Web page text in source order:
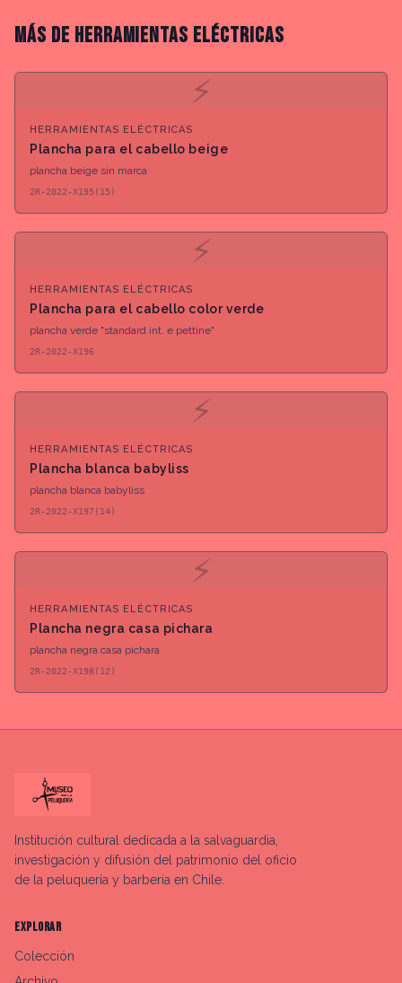
MÁS DE HERRAMIENTAS ELÉCTRICAS
⚡
HERRAMIENTAS ELÉCTRICAS
Plancha para el cabello beige
plancha beige sin marca
2R-2022-X195(15)
⚡
HERRAMIENTAS ELÉCTRICAS
Plancha para el cabello color verde
plancha verde "standard int. e pettine"
2R-2022-X196
⚡
HERRAMIENTAS ELÉCTRICAS
Plancha blanca babyliss
plancha blanca babyliss
2R-2022-X197(14)
⚡
HERRAMIENTAS ELÉCTRICAS
Plancha negra casa pichara
plancha negra casa pichara
2R-2022-X198(12)
Institución cultural dedicada a la salvaguardia,
investigación y difusión del patrimonio del oficio
de la peluquería y barbería en Chile.
EXPLORAR
Colección